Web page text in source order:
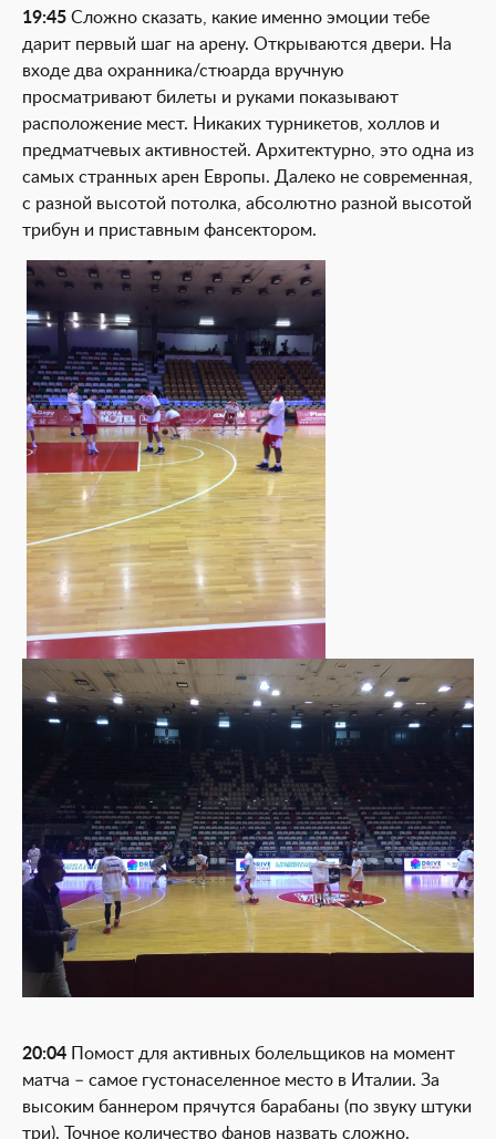
19:45 Сложно сказать, какие именно эмоции тебе
дарит первый шаг на арену. Открываются двери. На
входе два охранника/стюарда вручную
просматривают билеты и руками показывают
расположение мест. Никаких турникетов, холлов и
предматчевых активностей. Архитектурно, это одна из
самых странных арен Европы. Далеко не современная,
с разной высотой потолка, абсолютно разной высотой
трибун и приставным фансектором.
20:04
Помост для активных болельщиков на момент
матча – самое густонаселенное место в Италии. За
высоким баннером прячутся барабаны (по звуку штуки
три). Точное количество фанов назвать сложно.